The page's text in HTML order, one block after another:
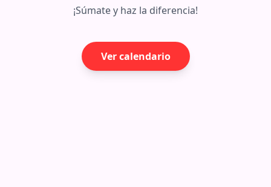
¡Súmate y haz la diferencia!
Ver calendario